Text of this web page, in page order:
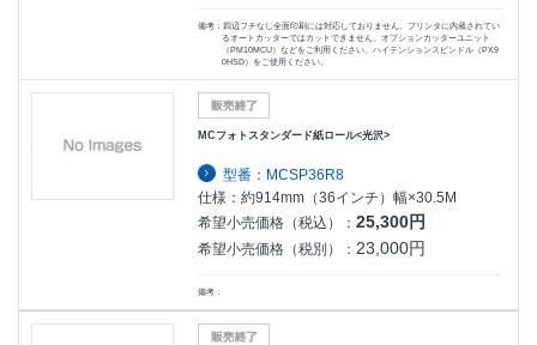
備考：四辺フチなし全面印刷には対応しておりません。プリンタに内蔵されてい
るオートカッターではカットできません。オプションカッターユニット
（PM10MCU）などをご利用ください。ハイテンションスピンドル（PX9
0HSD）をご使用ください。
MCフォトスタンダード紙ロール<光沢>
型番：MCSP36R8
仕様：約914mm（36インチ）幅×30.5M
希望小売価格（税込）： 25,300円
希望小売価格（税別）： 23,000円
備考：